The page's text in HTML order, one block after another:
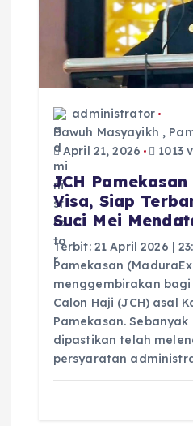
s
administrator
Dawuh Masyayikh ,
April 21, 2026
1013
JCH
Visa, Siap
Suci Mei
Terbit: 21 April 2026 |
Pamekasan
menggembirakan
Calon Haji (JCH) asal
Pamekasan. Sebanyak
dipastikan telah
persyaratan